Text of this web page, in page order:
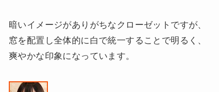
暗いイメージがありがちなクローゼットですが、
窓を配置し全体的に白で統一することで明るく、
爽やかな印象になっています。